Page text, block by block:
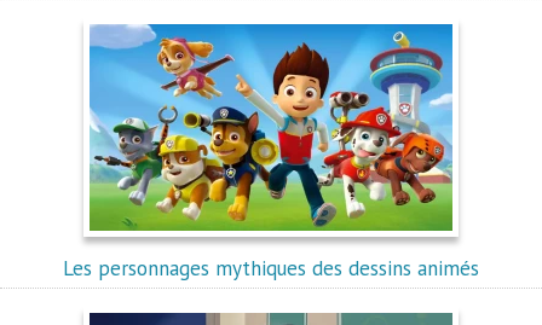
Les personnages mythiques des dessins animés